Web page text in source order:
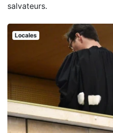
salvateurs.
Locales